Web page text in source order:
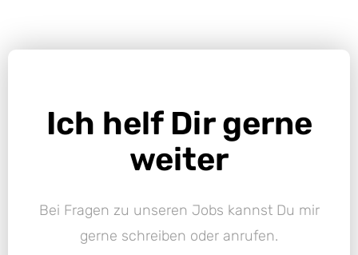
Ich helf Dir gerne
weiter
Bei Fragen zu unseren Jobs kannst Du mir
gerne schreiben oder anrufen.